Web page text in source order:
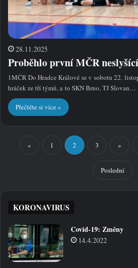
28.11.2025
Proběhlo první MČR
1MČR Do Hradce Králové se v sobotu 22.
hráček ze tří týmů, a to SKN Brno, TJ Slovan…
Přečtěte si více »
« 1 2 3 »
Poslední
KORONAVIRUS
Covid-19: Změny
14.4.2022